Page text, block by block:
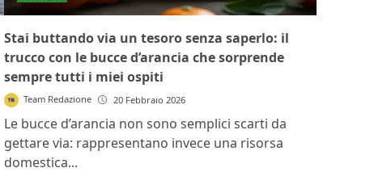
Stai buttando via un tesoro senza saperlo: il
trucco con le bucce d’arancia che sorprende
sempre tutti i miei ospiti
Team Redazione 20 Febbraio 2026
Le bucce d’arancia non sono semplici scarti da
gettare via: rappresentano invece una risorsa
domestica...